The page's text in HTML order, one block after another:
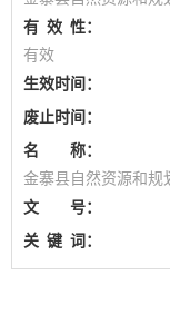
有 效 性：
有效
生效时间：
废止时间：
名 称：
金寨县自然资源和规
文 号：
关 键 词：